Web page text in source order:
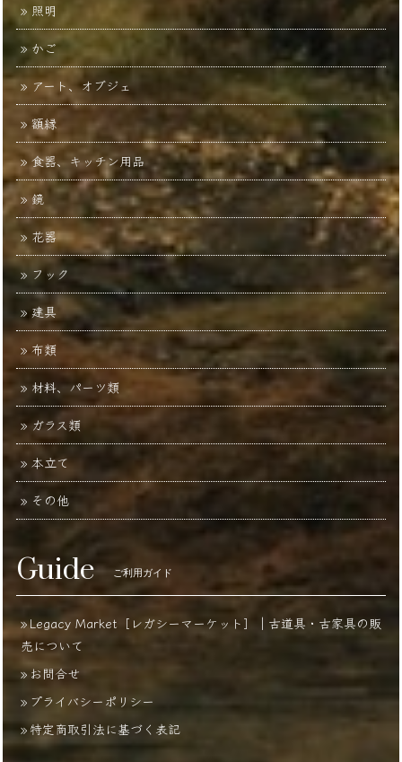
照明
かご
アート、オブジェ
額縁
食器、キッチン用品
鏡
花器
フック
建具
布類
材料、パーツ類
ガラス類
本立て
その他
Guide ご利用ガイド
Legacy Market［レガシーマーケット］｜古道具・古家具の販
売について
お問合せ
プライバシーポリシー
特定商取引法に基づく表記